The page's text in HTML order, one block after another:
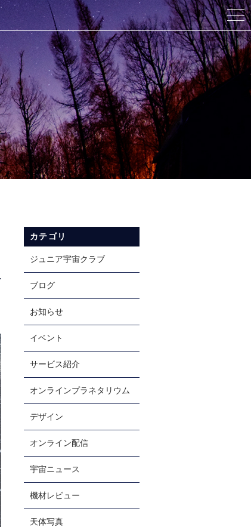
お電話での受付
299-9009
受付時間 10：00～18：00
カテゴリ
ジュニア宇宙クラブ
ブログ
お知らせ
イベント
サービス紹介
オンラインプラネタリウム
デザイン
オンライン配信
宇宙ニュース
機材レビュー
天体写真